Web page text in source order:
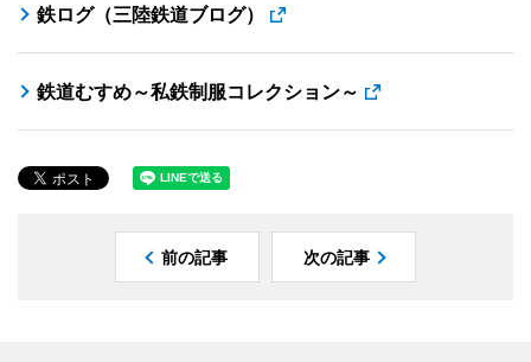
鉄ログ（三陸鉄道ブログ）
鉄道むすめ～私鉄制服コレクション～
前の記事 次の記事